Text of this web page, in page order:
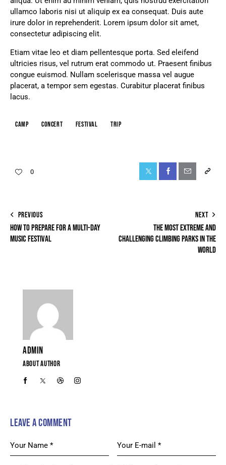
ullamco laboris nisi ut aliquip ex ea consequat. Duis aute
irure dolor in reprehenderit. Lorem ipsum dolor sit amet,
consectetur adipiscing elit.
Etiam vitae leo et diam pellentesque porta. Sed eleifend
ultricies risus, vel rutrum erat commodo ut. Praesent finibus
congue euismod. Nullam scelerisque massa vel augue
placerat, a tempor sem egestas. Curabitur placerat finibus
lacus.
camp concert festival trip
0
PREVIOUS
HOW TO PREPARE FOR A MULTI-DAY
MUSIC FESTIVAL
NEXT
THE MOST EXTREME AND
CHALLENGING CLIMBING PARKS IN THE
WORLD
ADMIN
ABOUT AUTHOR
LEAVE A COMMENT